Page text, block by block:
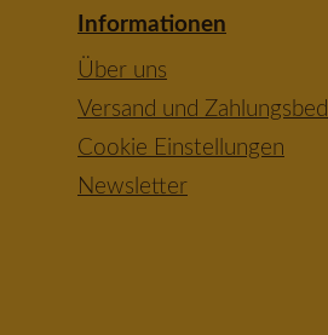
Informationen
Über uns
Versand und
Cookie Einstellungen
Newsletter